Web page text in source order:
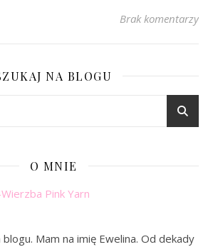
Brak komentarzy
NA BLOGU
O MNIE
Mam na imię Ewelina. Od dekady